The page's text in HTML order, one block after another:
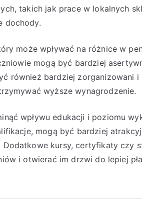
takich jak prace w lokalnych
dochody.
może wpływać na różnice w
mogą być bardziej
również bardziej zorganizowani
wyższe wynagrodzenie.
wpływu edukacji i poziomu
mogą być bardziej
Dodatkowe kursy, certyfikaty czy
i otwierać im drzwi do lepiej